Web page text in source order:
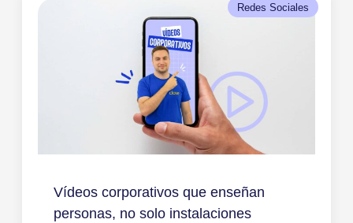
Redes Sociales
Vídeos corporativos que enseñan
personas, no solo instalaciones